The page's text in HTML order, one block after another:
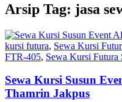
Arsip Tag: jasa
kursi futura, Sewa Kursi
FTR-405, Sewa Kursi Futura
Sewa Kursi Susun
Thamrin Jakpus